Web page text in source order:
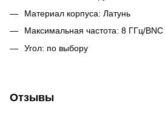
Материал корпуса: Латунь
Максимальная частота: 8 ГГц/
Угол: по выбору
Отзывы